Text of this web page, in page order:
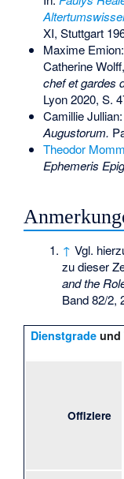
XI, Stuttgart
Maxime Emion:
Catherine
chef et gardes
Lyon 2020, S.
Camillie Jullian:
Augustorum.
Theodor
Ephemeris
↑ Vgl.
zu dieser
and the
Band 82/2,
Dienstgrade und
Offiziere